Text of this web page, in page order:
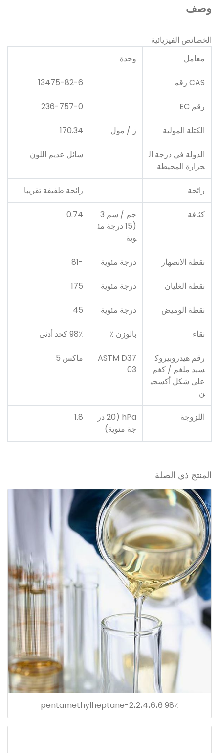
وصف
الخصائص الفيزيائية
معامل
وحدة
CAS رقم 13475-82-6
رقم EC 236-757-0
الكتلة المولية ز / مول 170.34
الدولة في درجة ال
حرارة المحيطة
سائل عديم اللون
رائحة رائحة طفيفة تقريبا
كثافة
جم / سم 3
(15 درجة مئ
وية
0.74
نقطة الانصهار درجة مئوية -81
نقطة الغليان درجة مئوية 175
نقطة الوميض درجة مئوية 45
نقاء بالوزن ٪ 98٪ كحد أدنى
رقم هيدروبيروك
سيد ملغم / كغم
على شكل أكسجي
ن
ASTM D37
03
ماكس 5
اللزوجة
hPa (20 در
جة مئوية)
1.8
المنتج ذي الصلة
98٪ 2،2،4،6،6-pentamethylheptane